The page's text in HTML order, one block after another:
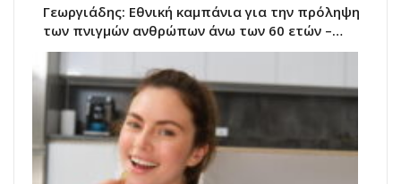
Γεωργιάδης: Εθνική καμπάνια για την πρόληψη
των πνιγμών ανθρώπων άνω των 60 ετών –…